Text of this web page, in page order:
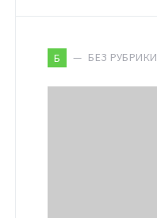
Б БЕЗ РУБРИКИ